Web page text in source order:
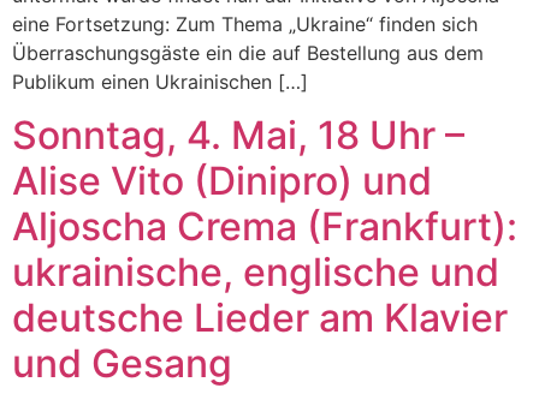
eine Fortsetzung: Zum Thema „Ukraine“ finden sich
Überraschungsgäste ein die auf Bestellung aus dem
Publikum einen Ukrainischen […]
Sonntag, 4. Mai, 18 Uhr –
Alise Vito (Dinipro) und
Aljoscha Crema (Frankfurt):
ukrainische, englische und
deutsche Lieder am Klavier
und Gesang